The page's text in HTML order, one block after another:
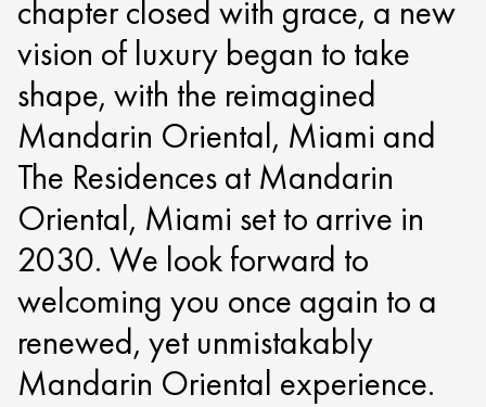
chapter closed with grace, a new
vision of luxury began to take
shape, with the reimagined
Mandarin Oriental, Miami and
The Residences at Mandarin
Oriental, Miami set to arrive in
2030. We look forward to
welcoming you once again to a
renewed, yet unmistakably
Mandarin Oriental experience.